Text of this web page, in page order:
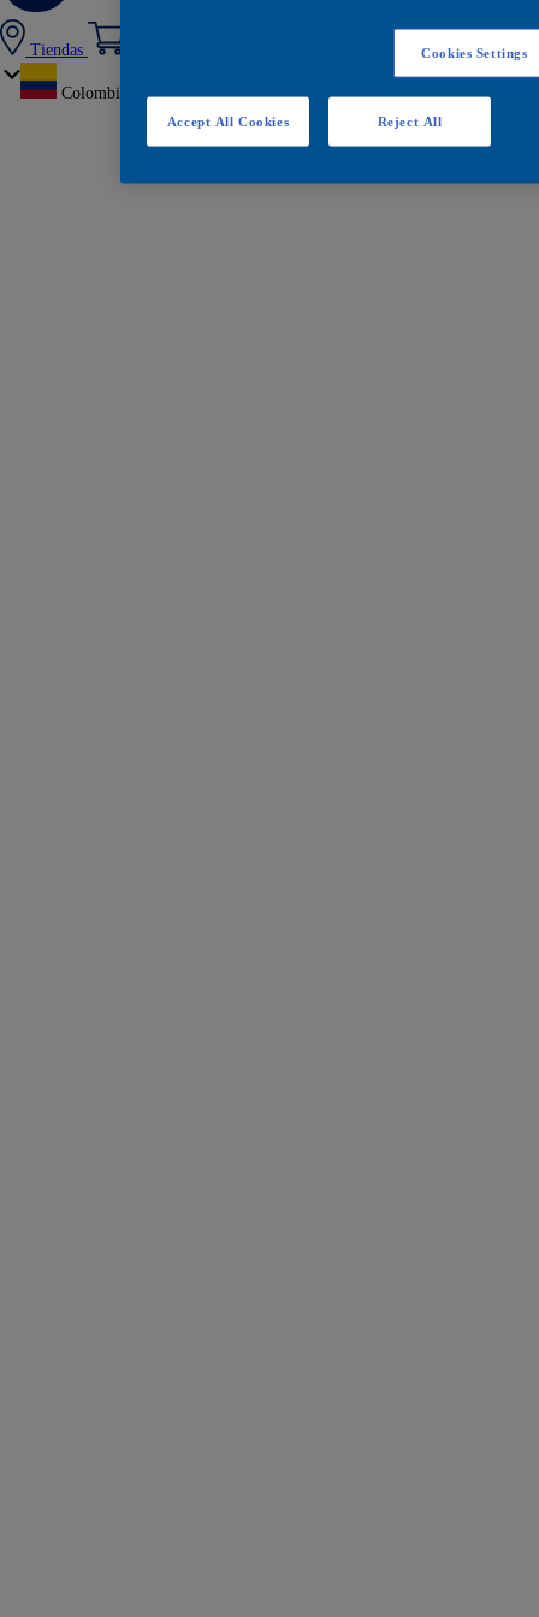
Tiendas
Colombia
Cookies Settings
Reject All
Accept All Cookies